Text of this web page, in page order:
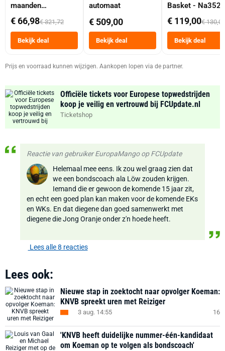
maanden
abonnement
€ 66,98€ 321,72
Bekijk deal
automaat
€ 509,00
Bekijk deal
Basket -
Dubbele Mand 9
Tot 6 Personen
Heteluchtfriteuse
Zwart
€ 119,00€ 130,00
Bekijk deal
Prijs en voorraad kunnen wijzigen. Aankopen lopen via de partner.
Officiële tickets voor Europese topwedstrijden
koop je veilig en vertrouwd bij FCUpdate.nl
Ticketshop
Reactie van gebruiker EuropaMango op FCUpdate
Helemaal mee eens. Ik zou wel graag zien dat
we een bondscoach ala Löw zouden krijgen.
Iemand die er gewoon de komende 15 jaar zit,
en echt een goed plan kan maken voor de komende EKs
en WKs. En dat diegene dan goed samenwerkt met
diegene die Jong Oranje onder z'n hoede heeft.
Lees alle 8 reacties
Lees ook:
Nieuwe stap in zoektocht naar opvolger Koeman:
KNVB spreekt uren met Reiziger
3 aug. 14:55 16
'KNVB heeft duidelijke nummer-één-kandidaat
om Koeman op te volgen als bondscoach'